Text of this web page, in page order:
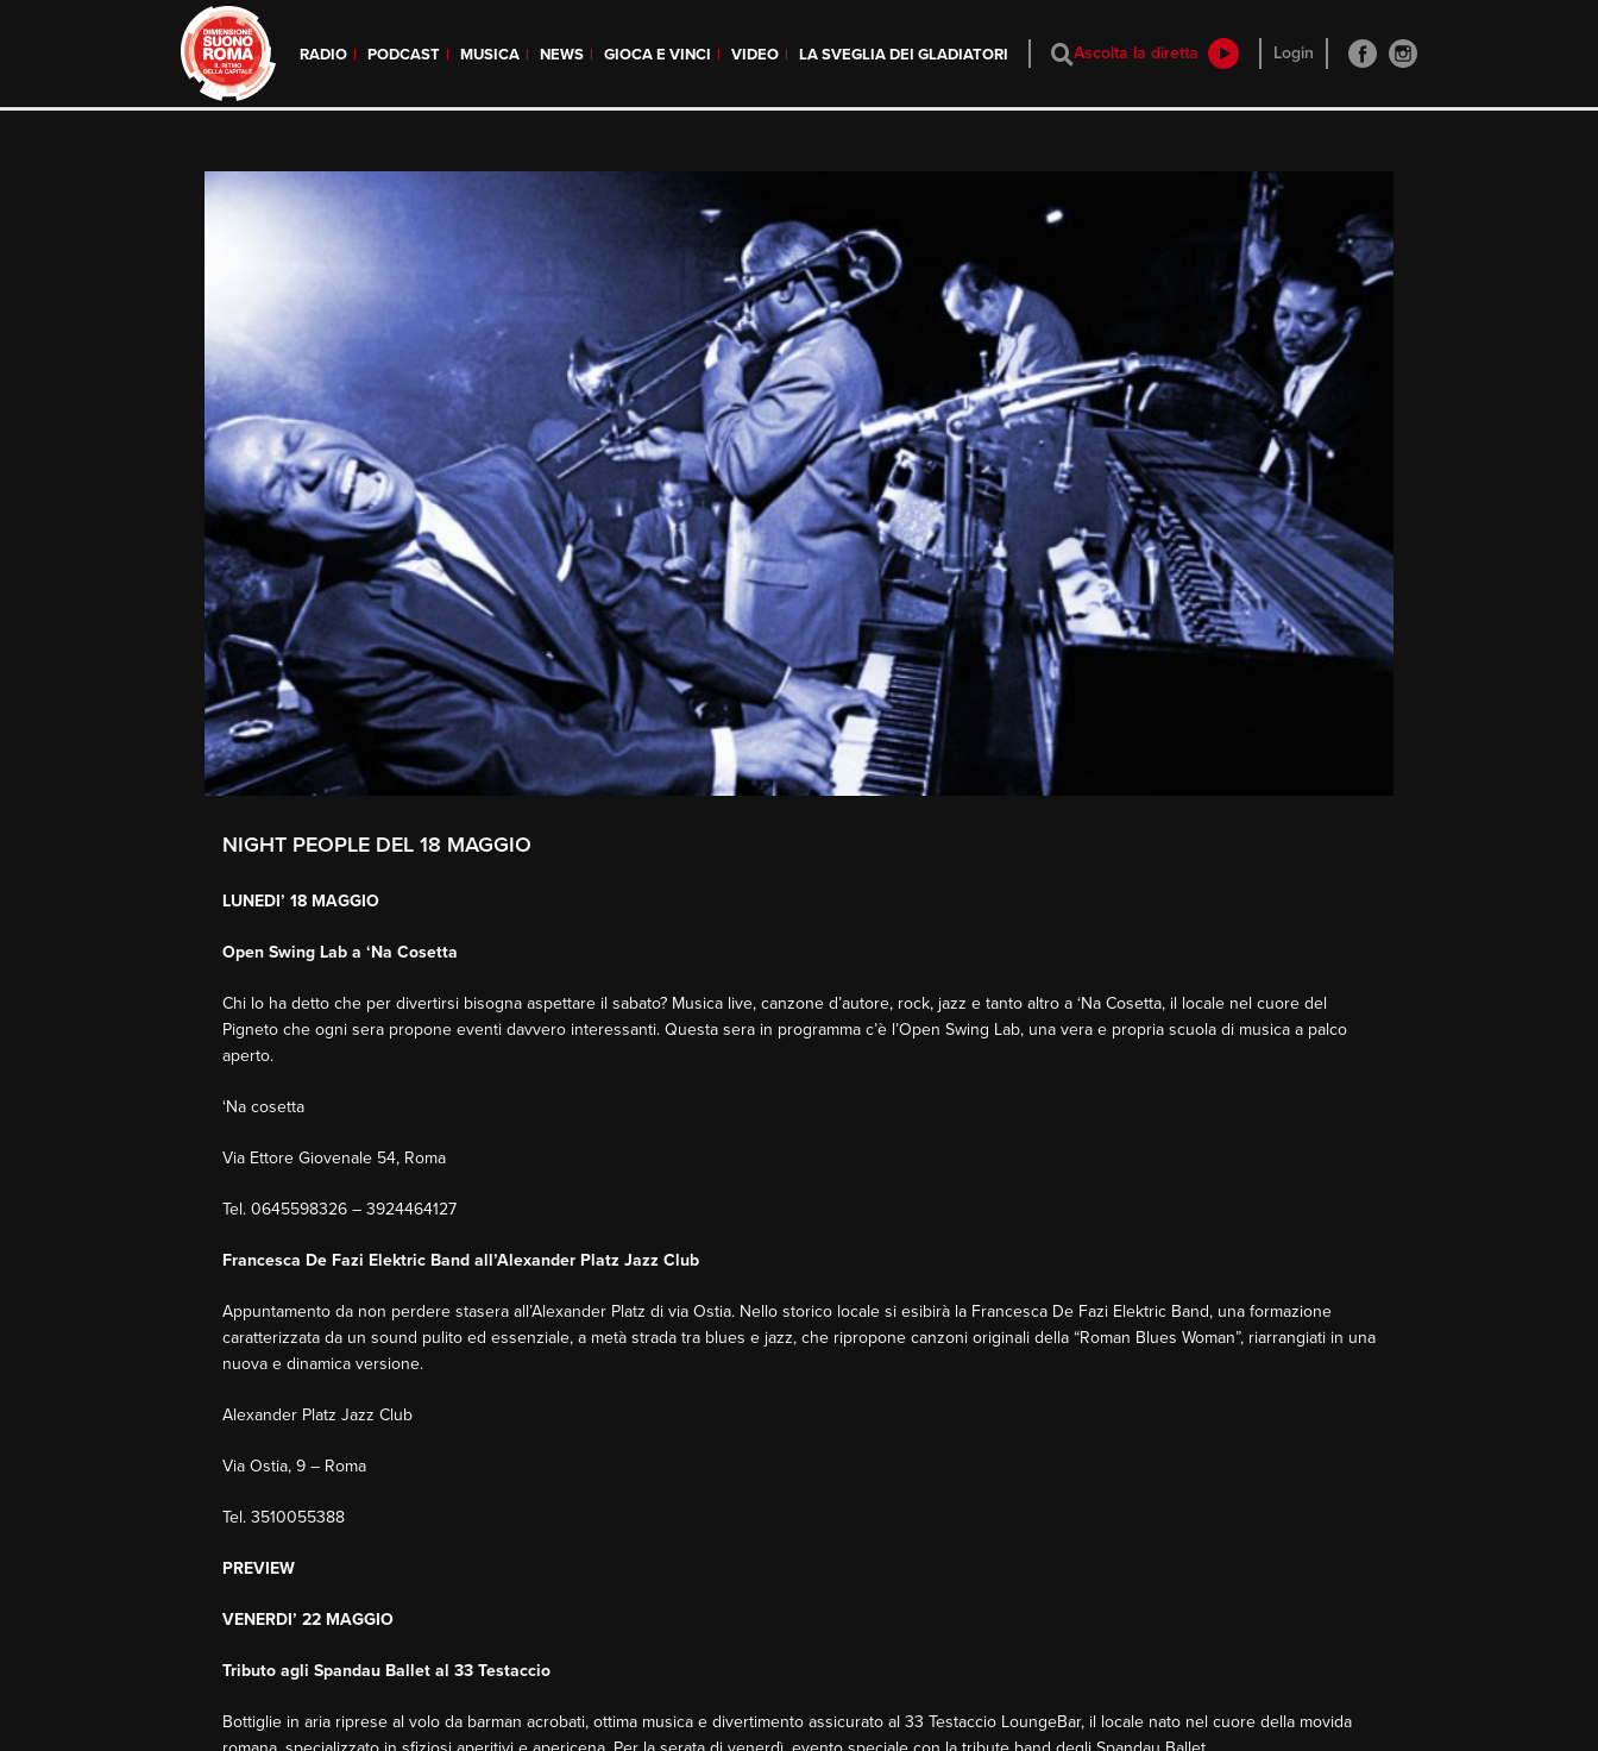
RADIO PODCAST MUSICA NEWS GIOCA E VINCI VIDEO LA SVEGLIA DEI GLADIATORI Ascolta la diretta Login
NIGHT PEOPLE DEL 18 MAGGIO
LUNEDI’ 18 MAGGIO
Open Swing Lab a ‘Na Cosetta
Chi lo ha detto che per divertirsi bisogna aspettare il sabato? Musica live, canzone d’autore, rock, jazz e tanto altro a ‘Na Cosetta, il locale nel cuore del
Pigneto che ogni sera propone eventi davvero interessanti. Questa sera in programma c’è l’Open Swing Lab, una vera e propria scuola di musica a palco
aperto.
‘Na cosetta
Via Ettore Giovenale 54, Roma
Tel. 0645598326 – 3924464127
Francesca De Fazi Elektric Band all’Alexander Platz Jazz Club
Appuntamento da non perdere stasera all’Alexander Platz di via Ostia. Nello storico locale si esibirà la Francesca De Fazi Elektric Band, una formazione
caratterizzata da un sound pulito ed essenziale, a metà strada tra blues e jazz, che ripropone canzoni originali della “Roman Blues Woman”, riarrangiati in una
nuova e dinamica versione.
Alexander Platz Jazz Club
Via Ostia, 9 – Roma
Tel. 3510055388
PREVIEW
VENERDI’ 22 MAGGIO
Tributo agli Spandau Ballet al 33 Testaccio
Bottiglie in aria riprese al volo da barman acrobati, ottima musica e divertimento assicurato al 33 Testaccio LoungeBar, il locale nato nel cuore della movida